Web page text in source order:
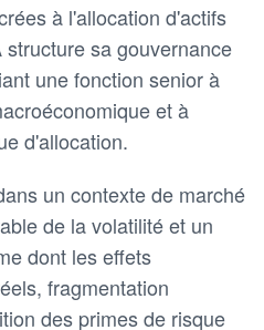
à l'allocation d'actifs
sa gouvernance
une fonction senior à
et à
d'allocation.
un contexte de marché
de la volatilité et un
dont les effets
fragmentation
des primes de risque